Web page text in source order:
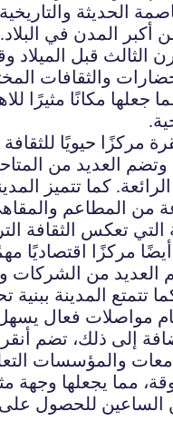
الحديثة والتاريخية
أكبر المدن في
الثالث قبل
والثقافات
جعلها مكانًا مثيرًا
مركزًا حيويًا
وتضم العديد من
كما تتميز
من المطاعم
أيضًا مركزًا اقتصاديًا
العديد من الشركات
تتمتع المدينة ببنية
إلى ذلك، تضم
والمؤسسات
مما يجعلها وجهة
الساعين للحصول